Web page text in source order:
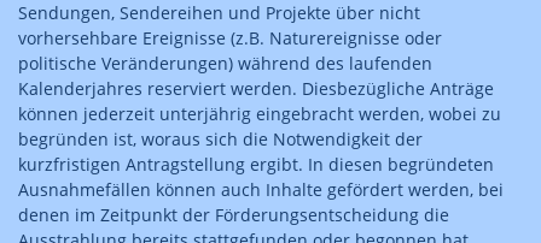
Sendungen, Sendereihen und Projekte über nicht
vorhersehbare Ereignisse (z.B. Naturereignisse oder
politische Veränderungen) während des laufenden
Kalenderjahres reserviert werden. Diesbezügliche Anträge
können jederzeit unterjährig eingebracht werden, wobei zu
begründen ist, woraus sich die Notwendigkeit der
kurzfristigen Antragstellung ergibt. In diesen begründeten
Ausnahmefällen können auch Inhalte gefördert werden, bei
denen im Zeitpunkt der Förderungsentscheidung die